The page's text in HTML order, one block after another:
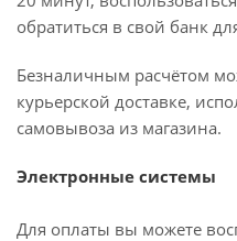
обратиться в свой банк
Безналичным расчётом
курьерской доставке,
самовывоза из магазина.
Электронные системы
Для оплаты вы можете